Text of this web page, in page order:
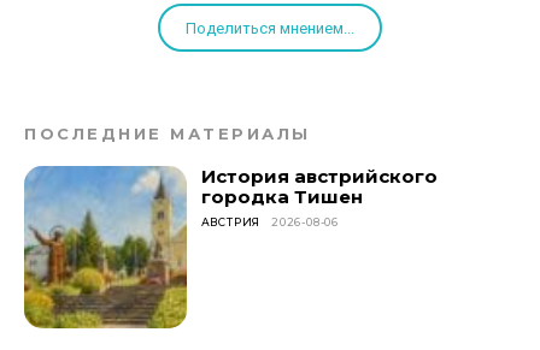
Поделиться мнением...
ПОСЛЕДНИЕ МАТЕРИАЛЫ
История австрийского
городка Тишен
АВСТРИЯ 2026-08-06